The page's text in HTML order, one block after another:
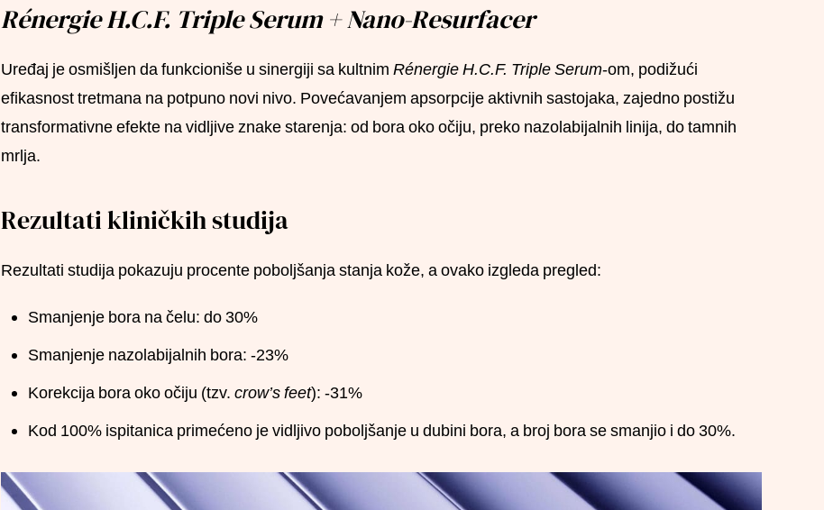
Rénergie H.C.F. Triple Serum + Nano-Resurfacer
Uređaj je osmišljen da funkcioniše u sinergiji sa kultnim Rénergie H.C.F. Triple Serum-om, podižući
efikasnost tretmana na potpuno novi nivo. Povećavanjem apsorpcije aktivnih sastojaka, zajedno postižu
transformativne efekte na vidljive znake starenja: od bora oko očiju, preko nazolabijalnih linija, do tamnih
mrlja.
Rezultati kliničkih studija
Rezultati studija pokazuju procente poboljšanja stanja kože, a ovako izgleda pregled:
Smanjenje bora na čelu: do 30%
Smanjenje nazolabijalnih bora: -23%
Korekcija bora oko očiju (tzv. crow’s feet): -31%
Kod 100% ispitanica primećeno je vidljivo poboljšanje u dubini bora, a broj bora se smanjio i do 30%.